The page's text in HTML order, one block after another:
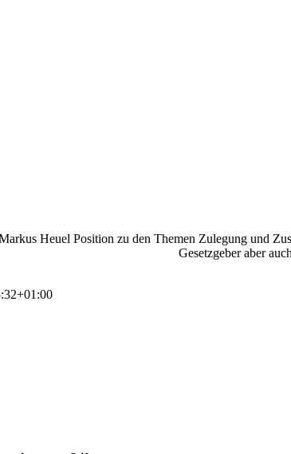
Heuel Position zu den Themen Zulegung und
Gesetzgeber aber